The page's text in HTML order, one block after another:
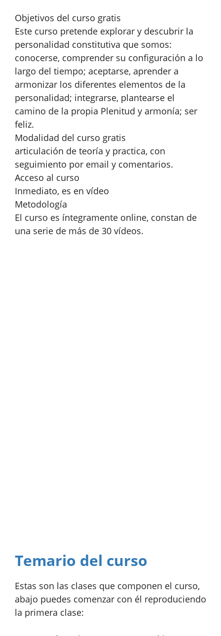
Objetivos del curso gratis
Este curso pretende explorar y descubrir la
personalidad constitutiva que somos:
conocerse, comprender su configuración a lo
largo del tiempo; aceptarse, aprender a
armonizar los diferentes elementos de la
personalidad; integrarse, plantearse el
camino de la propia Plenitud y armonía; ser
feliz.
Modalidad del curso gratis
articulación de teoría y practica, con
seguimiento por email y comentarios.
Acceso al curso
Inmediato, es en vídeo
Metodología
El curso es íntegramente online, constan de
una serie de más de 30 vídeos.
Temario del curso
Estas son las clases que componen el curso,
abajo puedes comenzar con él reproduciendo
la primera clase: